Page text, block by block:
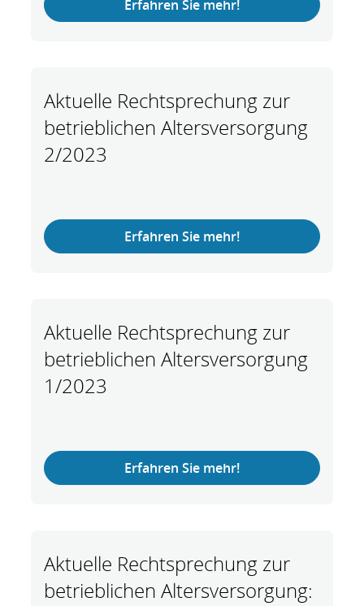
Erfahren Sie mehr!
Aktuelle Rechtsprechung zur
betrieblichen Altersversorgung
2/2023
Erfahren Sie mehr!
Aktuelle Rechtsprechung zur
betrieblichen Altersversorgung
1/2023
Erfahren Sie mehr!
Aktuelle Rechtsprechung zur
betrieblichen Altersversorgung: